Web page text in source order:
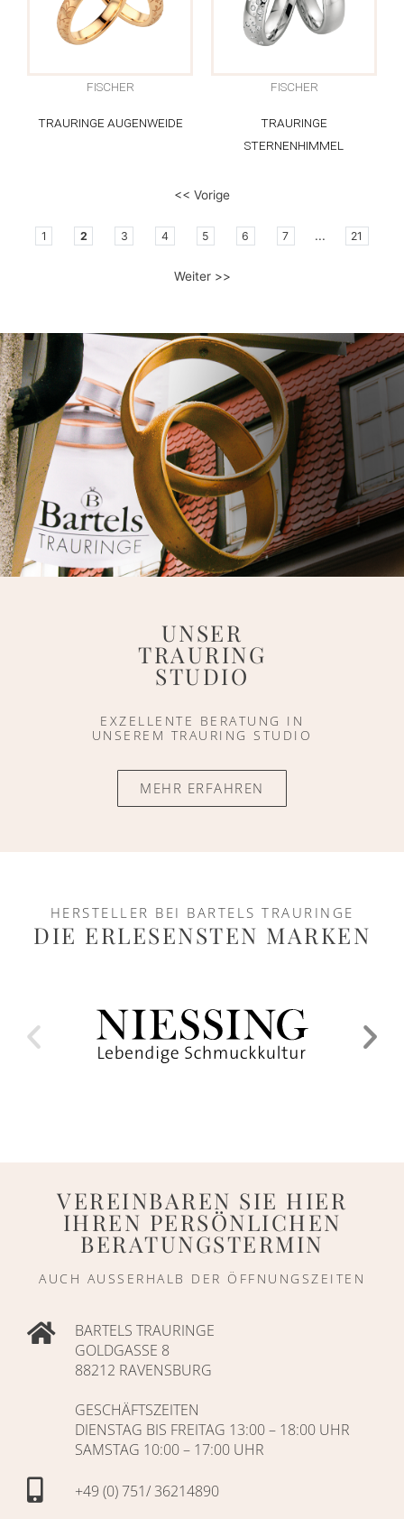
FISCHER
TRAURINGE AUGENWEIDE
FISCHER
TRAURINGE
STERNENHIMMEL
<< Vorige
1 2 3 4 5 6 7 ... 21
Weiter >>
UNSER
TRAURING
STUDIO
EXZELLENTE BERATUNG IN
UNSEREM TRAURING STUDIO
MEHR ERFAHREN
HERSTELLER BEI BARTELS TRAURINGE
DIE ERLESENSTEN MARKEN
VEREINBAREN SIE HIER
IHREN PERSÖNLICHEN
BERATUNGSTERMIN
AUCH AUSSERHALB DER ÖFFNUNGSZEITEN
BARTELS TRAURINGE
GOLDGASSE 8
88212 RAVENSBURG
GESCHÄFTSZEITEN
DIENSTAG BIS FREITAG 13:00 – 18:00 UHR
SAMSTAG 10:00 – 17:00 UHR
+49 (0) 751/ 36214890